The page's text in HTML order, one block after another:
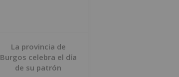
La provincia de
Burgos celebra el día
de su patrón